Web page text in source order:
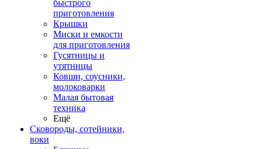
быстрого
приготовления
Крышки
Миски и емкости
для приготовления
Гусятницы и
утятницы
Ковши, соусники,
молоковарки
Малая бытовая
техника
Ещё
Сковороды, сотейники,
воки